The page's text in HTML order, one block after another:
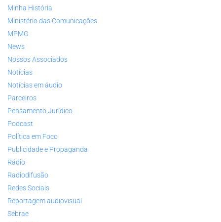
Minha História
Ministério das Comunicações
MPMG
News
Nossos Associados
Notícias
Notícias em áudio
Parceiros
Pensamento Jurídico
Podcast
Política em Foco
Publicidade e Propaganda
Rádio
Radiodifusão
Redes Sociais
Reportagem audiovisual
Sebrae